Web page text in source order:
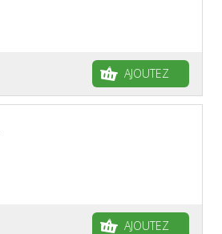
AJOUTEZ
AJOUTEZ